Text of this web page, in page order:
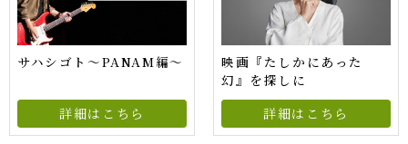
サハシゴト～PANAM編～
詳細はこちら
映画『たしかにあった
幻』を探しに
詳細はこちら